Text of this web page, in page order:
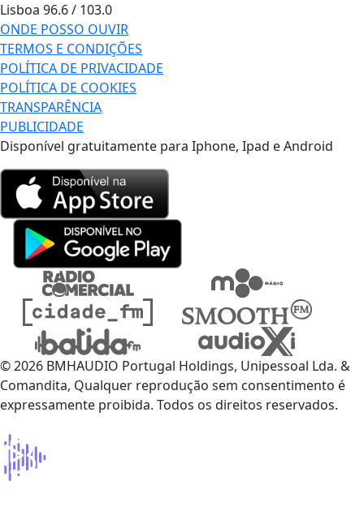
Lisboa 96.6 / 103.0
ONDE POSSO OUVIR
TERMOS E CONDIÇÕES
POLÍTICA DE PRIVACIDADE
POLÍTICA DE COOKIES
TRANSPARÊNCIA
PUBLICIDADE
Disponível gratuitamente para Iphone, Ipad e Android
© 2026 BMHAUDIO Portugal Holdings, Unipessoal Lda. &
Comandita, Qualquer reprodução sem consentimento é
expressamente proibida. Todos os direitos reservados.